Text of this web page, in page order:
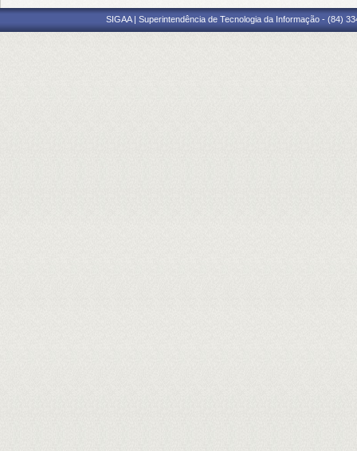
SIGAA | Superintendência de Tecnologia da Informação - (84)